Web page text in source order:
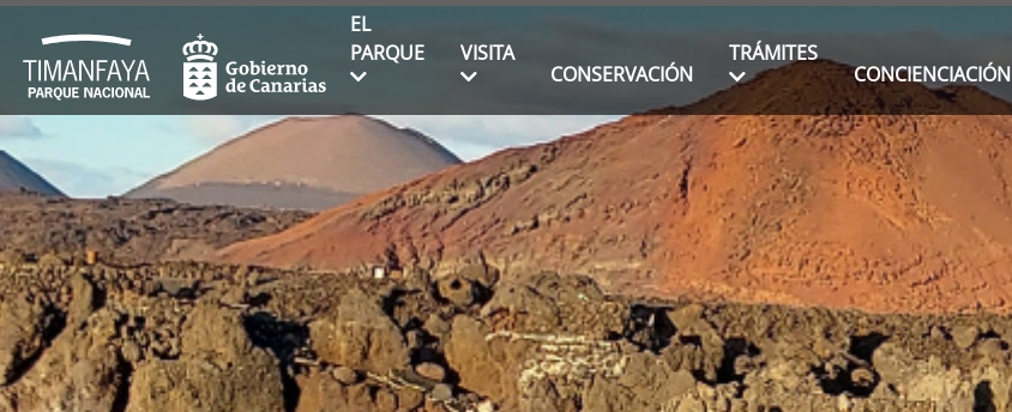
EL
PARQUE
VISITA
CONSERVACIÓN
TRÁMITES
CONCIENCIACIÓN